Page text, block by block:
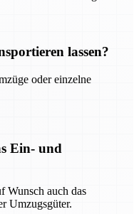
lassen?
oder einzelne
Ein- und
Wunsch auch das
Umzugsgüter.